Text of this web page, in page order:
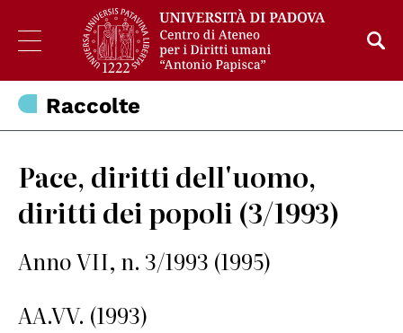
Raccolte
Pace, diritti dell'uomo,
diritti dei popoli (3/1993)
Anno VII, n. 3/1993 (1995)
AA.VV. (1993)